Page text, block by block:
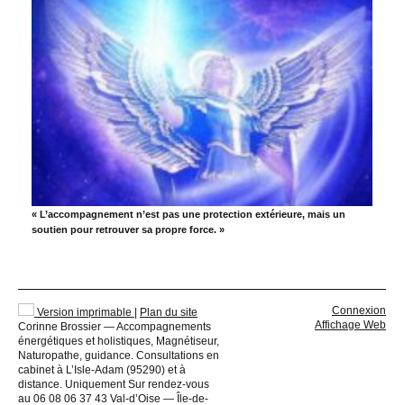
« L’accompagnement n’est pas une protection extérieure, mais un
soutien pour retrouver sa propre force. »
Version imprimable | Plan du site
Corinne Brossier — Accompagnements
énergétiques et holistiques, Magnétiseur,
Naturopathe, guidance. Consultations en
cabinet à L’Isle-Adam (95290) et à
distance. Uniquement Sur rendez-vous
au 06 08 06 37 43 Val-d’Oise — Île-de-
Connexion
Affichage Web